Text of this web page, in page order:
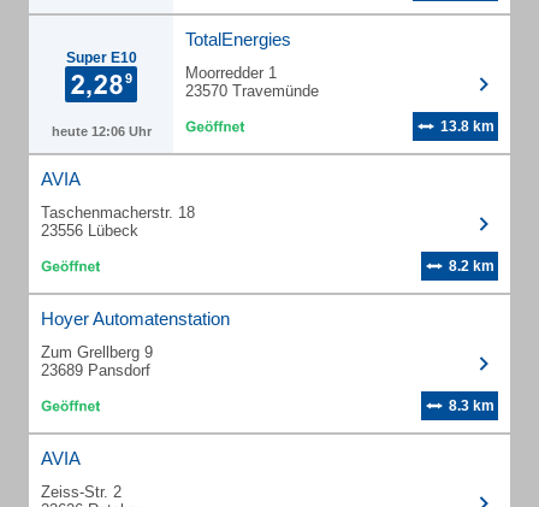
Super E10
heute 12:06 Uhr
TotalEnergies
Moorredder 1
23570 Travemünde
13.8 km
AVIA
Taschenmacherstr. 18
23556 Lübeck
8.2 km
Hoyer Automatenstation
Zum Grellberg 9
23689 Pansdorf
8.3 km
AVIA
Zeiss-Str. 2